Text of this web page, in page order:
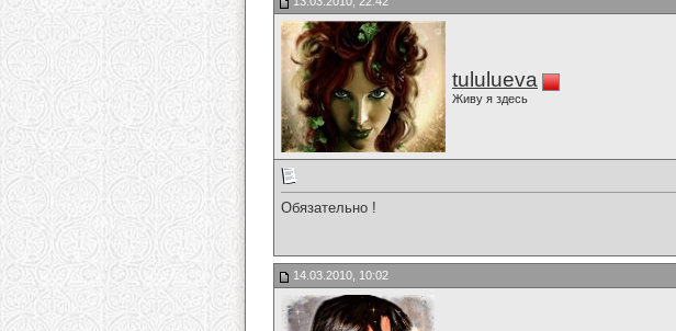
tululueva
Живу я здесь
Обязательно !
14.03.2010, 10:02